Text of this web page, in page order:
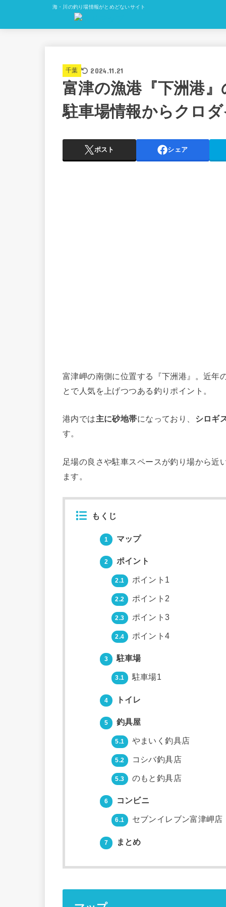
海・川の釣り場情報がとめどないサイト
千葉 2024.11.21
富津の漁港『下洲港
駐車場情報からクロ
ポスト シェア
富津岬の南側に位置する『下洲港』。近年
とで人気を上げつつある釣りポイント。
港内では主に砂地帯になっており、 シロギ
す。
足場の良さや駐車スペースが釣り場から近
ます。
もくじ
1 マップ
2 ポイント
2.1 ポイント1
2.2 ポイント2
2.3 ポイント3
2.4 ポイント4
3 駐車場
3.1 駐車場1
4 トイレ
5 釣具屋
5.1 やまいく釣具店
5.2 コシバ釣具店
5.3 のもと釣具店
6 コンビニ
6.1 セブンイレブン富津岬店
7 まとめ